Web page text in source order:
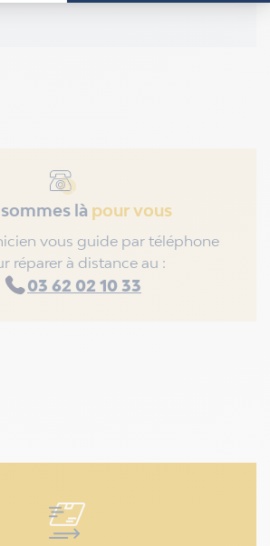
là pour vous
vous guide par téléphone
réparer à distance au :
03 62 02 10 33